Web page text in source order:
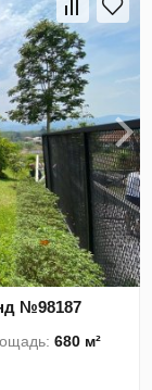
№98187
680 м²